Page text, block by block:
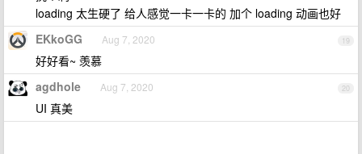
loading 太生硬了 给人感觉一卡一卡的 加个 loading 动画也好
19
EKkoGG Aug 7, 2020
好好看~ 羡慕
20
agdhole Aug 7, 2020
UI 真美